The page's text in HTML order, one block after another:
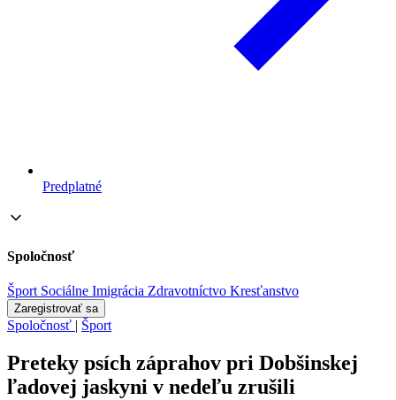
Predplatné
Spoločnosť
Šport Sociálne Imigrácia Zdravotníctvo Kresťanstvo
Zaregistrovať sa
Spoločnosť | Šport
Preteky psích záprahov pri Dobšinskej
ľadovej jaskyni v nedeľu zrušili